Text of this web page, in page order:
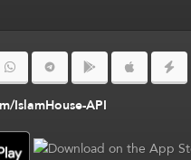
IslamHouse-API